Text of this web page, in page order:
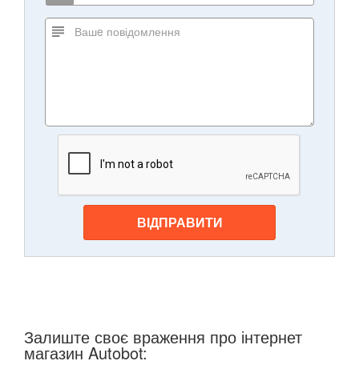
ВІДПРАВИТИ
Залиште своє враження про інтернет
магазин Autobot: